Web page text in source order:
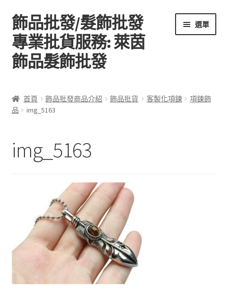
跳
至
導
覽
列
跳
至
主
要
內
飾品批發/髮飾批發
專業批貨服務: 萊茵
飾品髮飾批發
選單
關於萊茵飾品批發
聯絡飾品批發
首頁 飾品批發商品介紹 飾品批貨 客製化項鍊
項鍊飾
品
img_5163
img_5163